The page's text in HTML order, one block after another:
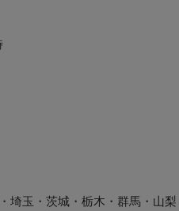
埼玉・茨城・栃木・群馬・山梨